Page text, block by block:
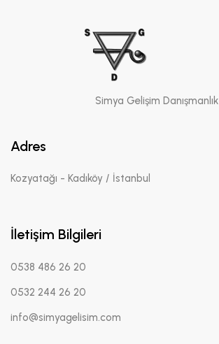
Simya Gelişim Danışmanlık
Adres
Kozyatağı - Kadıköy / İstanbul
İletişim Bilgileri
0538 486 26 20
0532 244 26 20
info@simyagelisim.com